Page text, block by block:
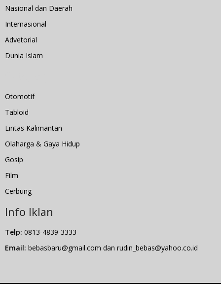
Nasional dan Daerah
Internasional
Advetorial
Dunia Islam
Otomotif
Tabloid
Lintas Kalimantan
Olaharga & Gaya Hidup
Gosip
Film
Cerbung
Info Iklan
Telp: 0813-4839-3333
Email: bebasbaru@gmail.com dan rudin_bebas@yahoo.co.id